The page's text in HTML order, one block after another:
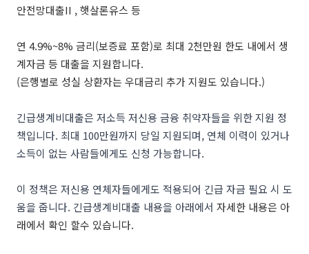
안전망대출II , 햇살론유스 등
연 4.9%~8% 금리(보증료 포함)로 최대 2천만원 한도 내에서 생
계자금 등 대출을 지원합니다.
(은행별로 성실 상환자는 우대금리 추가 지원도 있습니다.)
긴급생계비대출은 저소득 저신용 금융 취약자들을 위한 지원 정
책입니다. 최대 100만원까지 당일 지원되며, 연체 이력이 있거나
소득이 없는 사람들에게도 신청 가능합니다.
이 정책은 저신용 연체자들에게도 적용되어 긴급 자금 필요 시 도
움을 줍니다. 긴급생계비대출 내용을 아래에서 자세한 내용은 아
래에서 확인 할수 있습니다.